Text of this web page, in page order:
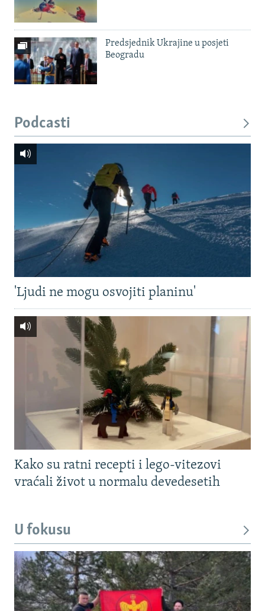
Predsjednik Ukrajine u posjeti
Beogradu
Podcasti
'Ljudi ne mogu osvojiti planinu'
Kako su ratni recepti i lego-vitezovi
vraćali život u normalu devedesetih
U fokusu